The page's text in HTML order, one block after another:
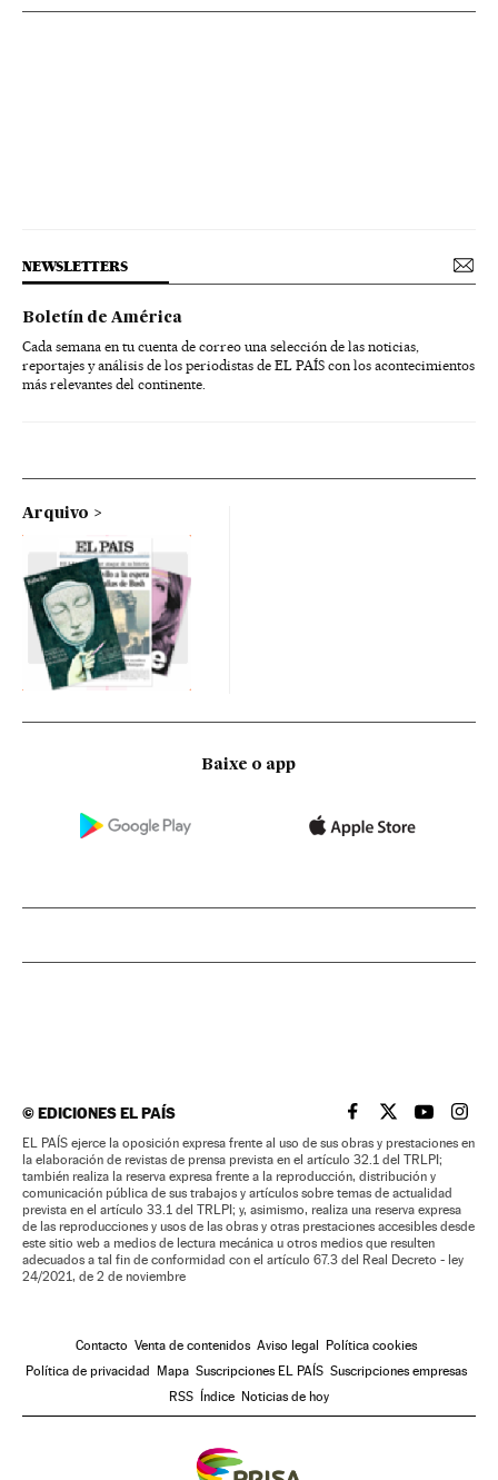
NEWSLETTERS
Boletín de América
Cada semana en tu cuenta de correo una selección de las noticias,
reportajes y análisis de los periodistas de EL PAÍS con los acontecimientos
más relevantes del continente.
Arquivo
Baixe o app
©EDICIONES EL PAÍS EL PAÍS BRASIL EN
EL PAÍSEL PAÍS
EL
EL PAÍS ejerce la oposición expresa frente al uso de sus obras y prestaciones en
la elaboración de revistas de prensa prevista en el artículo 32.1 del TRLPI;
también realiza la reserva expresa frente a la reproducción, distribución y
comunicación pública de sus trabajos y artículos sobre temas de actualidad
prevista en el artículo 33.1 del TRLPI; y, asimismo, realiza una reserva expresa
de las reproducciones y usos de las obras y otras prestaciones accesibles desde
este sitio web a medios de lectura mecánica u otros medios que resulten
adecuados a tal fin de conformidad con el artículo 67.3 del Real Decreto - ley
24/2021, de 2 de noviembre
Contacto Venta de contenidos Aviso legal
Política cookies
Política de privacidad
Mapa Suscripciones EL PAÍS Suscripciones empresas
RSS
Índice Noticias de hoy